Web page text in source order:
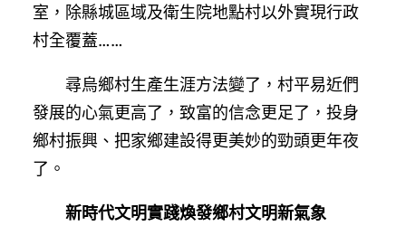
室，除縣城區域及衛生院地點村以外實現行政
村全覆蓋……
尋烏鄉村生產生涯方法變了，村平易近們
發展的心氣更高了，致富的信念更足了，投身
鄉村振興、把家鄉建設得更美妙的勁頭更年夜
了。
新時代文明實踐煥發鄉村文明新氣象